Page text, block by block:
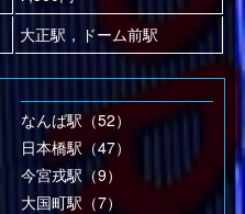
大正駅，ドーム前駅
なんば駅（52）
日本橋駅（47）
今宮戎駅（9）
大国町駅（7）